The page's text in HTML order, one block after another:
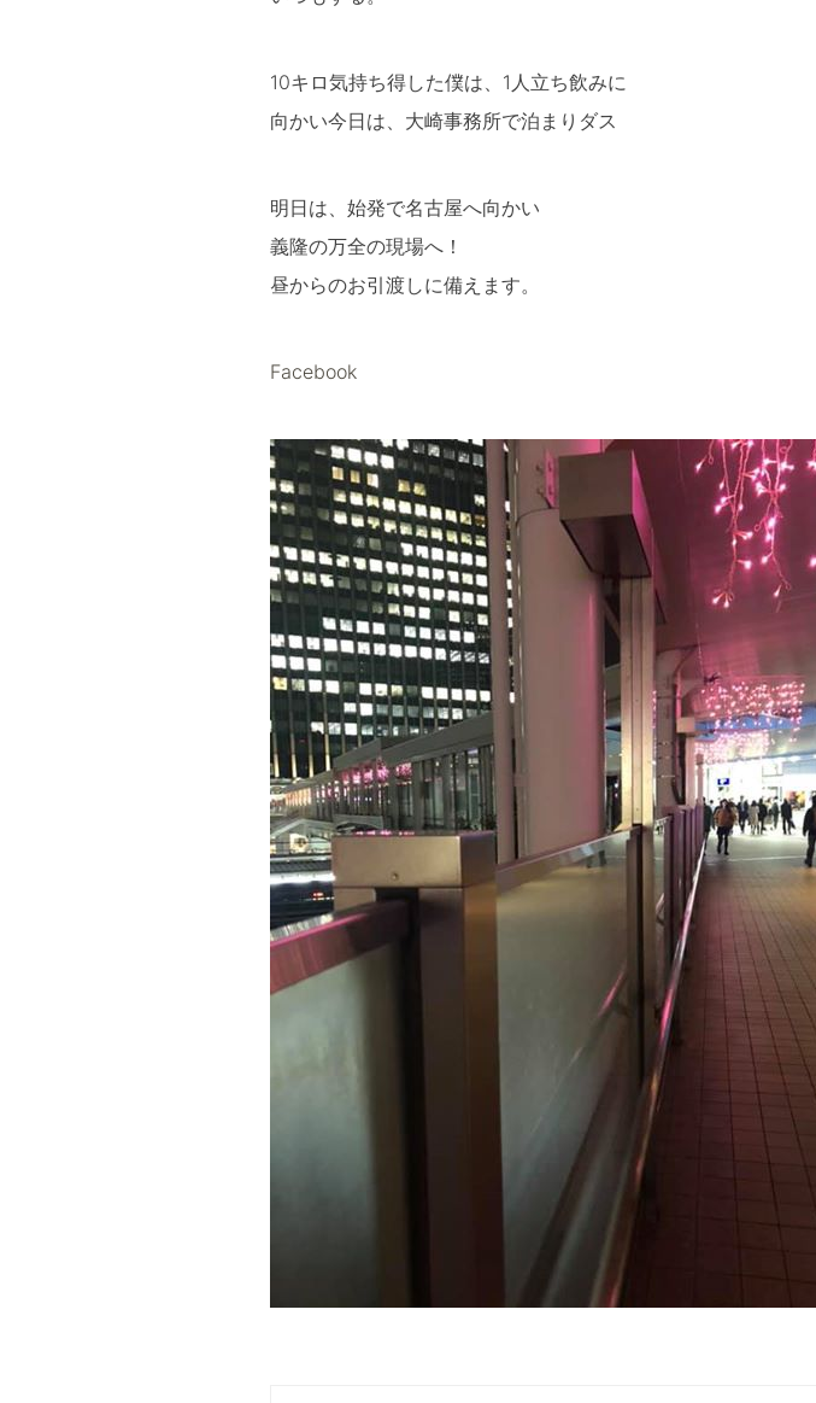
10キロ気持ち得した僕は、1人立ち飲みに
向かい今日は、大崎事務所で泊まりダス
明日は、始発で名古屋へ向かい
義隆の万全の現場へ！
昼からのお引渡しに備えます。
Facebook